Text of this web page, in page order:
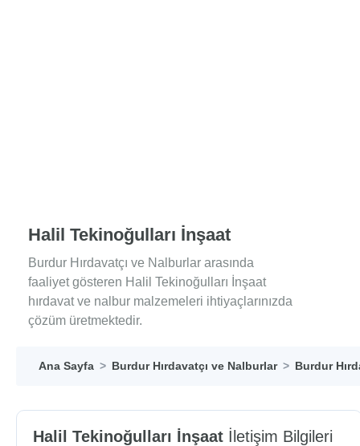
Halil Tekinoğulları İnşaat
Burdur Hırdavatçı ve Nalburlar arasında
faaliyet gösteren Halil Tekinoğulları İnşaat
hırdavat ve nalbur malzemeleri ihtiyaçlarınızda
çözüm üretmektedir.
Ana Sayfa Burdur Hırdavatçı ve Nalburlar Burdur
Halil Tekinoğulları İnşaat İletişim Bilgileri